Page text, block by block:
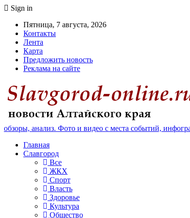
Sign in
Пятница, 7 августа, 2026
Контакты
Лента
Карта
Предложить новость
Реклама на сайте
обзоры, анализ. Фото и видео с места событий,
Главная
Славгород
Все
ЖКХ
Спорт
Власть
Здоровье
Культура
Общество